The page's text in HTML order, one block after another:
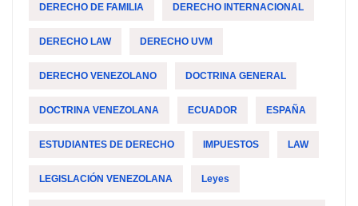
DERECHO DE FAMILIA DERECHO INTERNACIONAL
DERECHO LAW DERECHO UVM
DERECHO VENEZOLANO DOCTRINA GENERAL
DOCTRINA VENEZOLANA ECUADOR ESPAÑA
ESTUDIANTES DE DERECHO IMPUESTOS LAW
LEGISLACIÓN VENEZOLANA Leyes